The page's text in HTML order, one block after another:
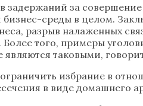
задержаний за
среды в целом.
разрыв налаженных
того, примеры
таковыми,
избрание в
в виде домашнего